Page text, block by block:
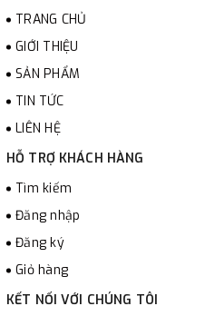
TRANG CHỦ
GIỚI THIỆU
SẢN PHẨM
TIN TỨC
LIÊN HỆ
HỖ TRỢ KHÁCH HÀNG
Tìm kiếm
Đăng nhập
Đăng ký
Giỏ hàng
KẾT NỐI VỚI CHÚNG TÔI